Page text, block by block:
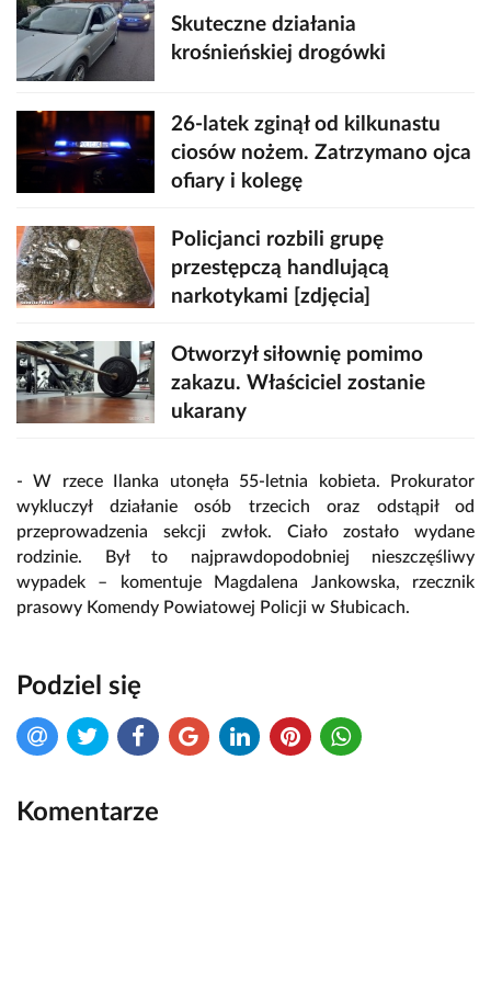
Skuteczne działania
krośnieńskiej drogówki
26-latek zginął od kilkunastu
ciosów nożem. Zatrzymano ojca
ofiary i kolegę
Policjanci rozbili grupę
przestępczą handlującą
narkotykami [zdjęcia]
Otworzył siłownię pomimo
zakazu. Właściciel zostanie
ukarany
- W rzece Ilanka utonęła 55-letnia kobieta. Prokurator
wykluczył działanie osób trzecich oraz odstąpił od
przeprowadzenia sekcji zwłok. Ciało zostało wydane
rodzinie. Był to najprawdopodobniej nieszczęśliwy
wypadek – komentuje Magdalena Jankowska, rzecznik
prasowy Komendy Powiatowej Policji w Słubicach.
Podziel się
Komentarze